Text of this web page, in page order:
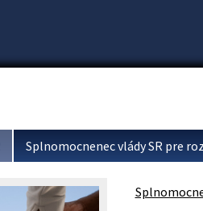
Splnomocnenec vlády SR pre